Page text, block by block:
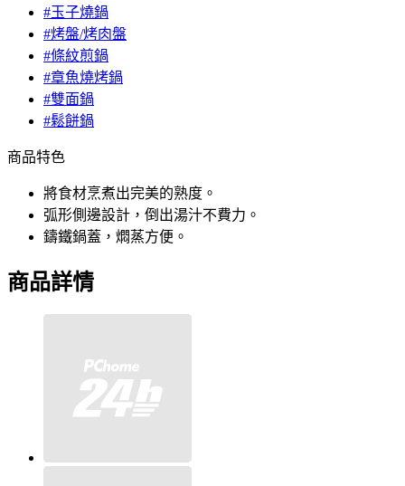
#玉子燒鍋
#烤盤/烤肉盤
#條紋煎鍋
#章魚燒烤鍋
#雙面鍋
#鬆餅鍋
商品特色
將食材烹煮出完美的熟度。
弧形側邊設計，倒出湯汁不費力。
鑄鐵鍋蓋，燜蒸方便。
商品詳情